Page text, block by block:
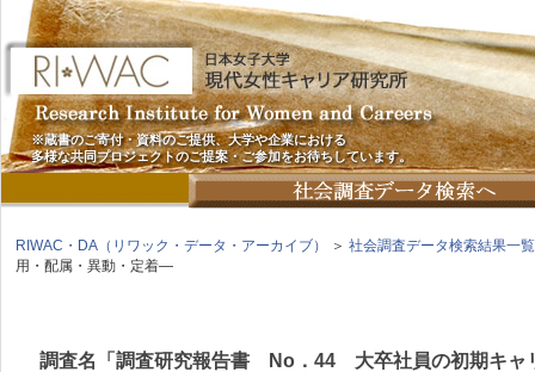
※蔵書のご寄付・資料のご提供、大学や企業における
多様な共同プロジェクトのご提案・ご参加をお待ちしています。
RIWAC・DA（リワック・データ・アーカイブ） ＞ 社会調査データ検索結果一覧
用・配属・異動・定着―
調査名「調査研究報告書 No．44 大卒社員の初期キャ